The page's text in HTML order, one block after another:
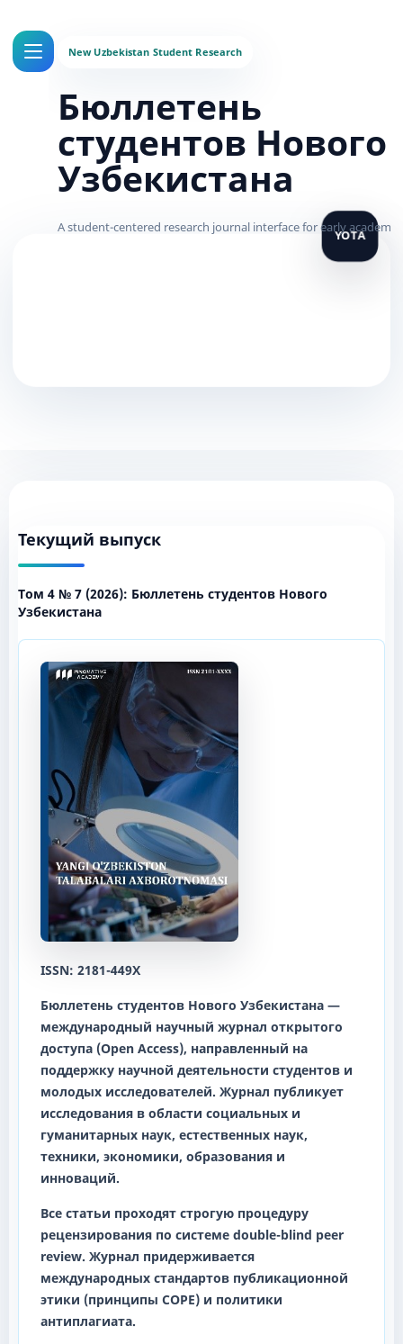
Бюллетень
студентов Нового
Узбекистана
Текущий выпуск
Том 4 № 7 (2026): Бюллетень студентов Нового
Узбекистана
ISSN: 2181-449X
Бюллетень студентов Нового Узбекистана—
международный научный журнал открытого
доступа (Open Access), направленный на
поддержку научной деятельности студентов и
молодых исследователей. Журнал публикует
исследования в области социальных и
гуманитарных наук, естественных наук,
техники, экономики, образования и
инноваций.
Все статьи проходят строгую процедуру
рецензирования по системе double-blind peer
review. Журнал придерживается
международных стандартов публикационной
этики (принципы COPE) и политики
антиплагиата.